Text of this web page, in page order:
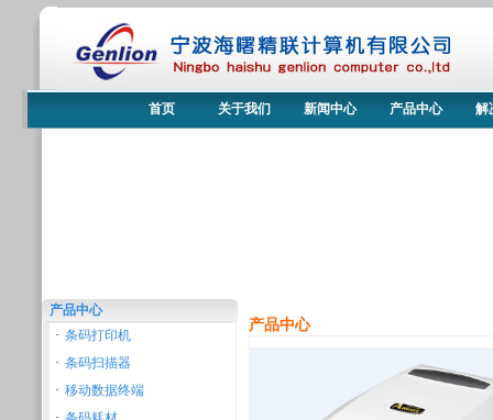
首页 关于我们 新闻中心 产品中心 解
产品中心
· 条码打印机
· 条码扫描器
· 移动数据终端
产品中心